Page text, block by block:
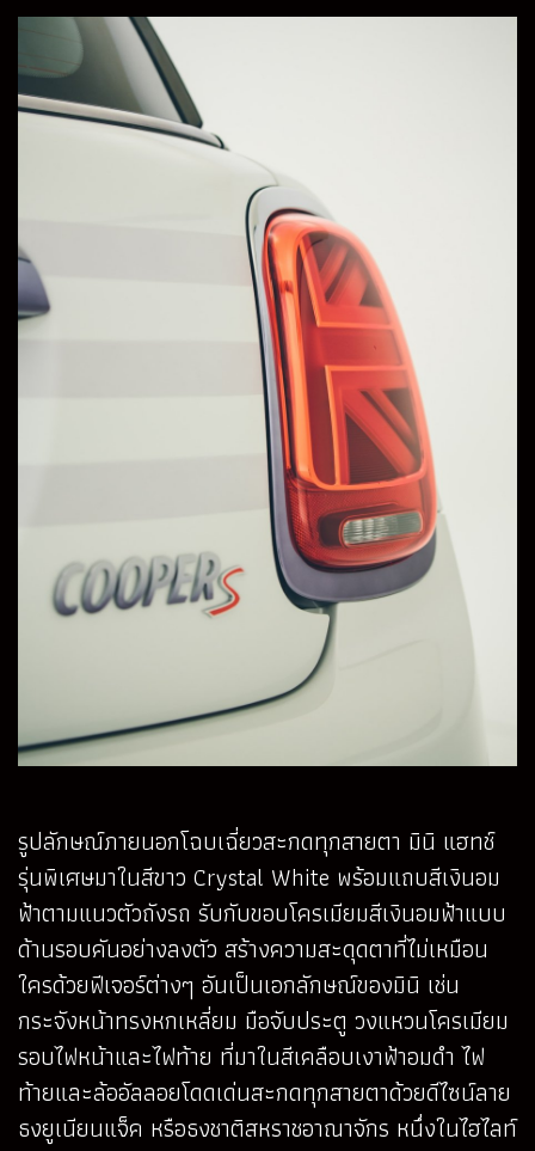
รูปลักษณ์ภายนอกโฉบเฉี่ยวสะกดทุกสายตา มินิ แฮทช์
รุ่นพิเศษมาในสีขาว Crystal White พร้อมแถบสีเงินอม
ฟ้าตามแนวตัวถังรถ รับกับขอบโครเมียมสีเงินอมฟ้าแบบ
ด้านรอบคันอย่างลงตัว สร้างความสะดุดตาที่ไม่เหมือน
ใครด้วยฟีเจอร์ต่างๆ อันเป็นเอกลักษณ์ของมินิ เช่น
กระจังหน้าทรงหกเหลี่ยม มือจับประตู วงแหวนโครเมียม
รอบไฟหน้าและไฟท้าย ที่มาในสีเคลือบเงาฟ้าอมดำ ไฟ
ท้ายและล้ออัลลอยโดดเด่นสะกดทุกสายตาด้วยดีไซน์ลาย
ธงยูเนียนแจ็ค หรือธงชาติสหราชอาณาจักร หนึ่งในไฮไลท์